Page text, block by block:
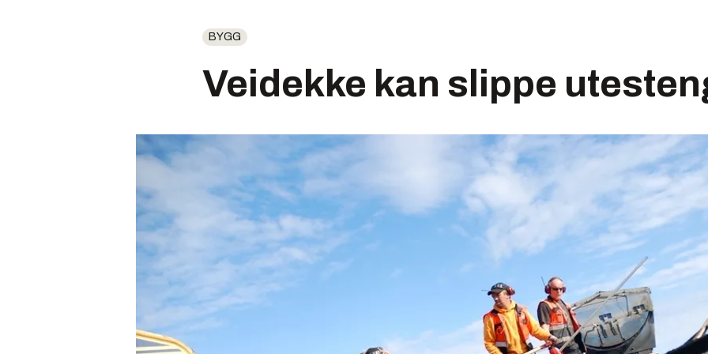
BYGG
Veidekke kan slippe